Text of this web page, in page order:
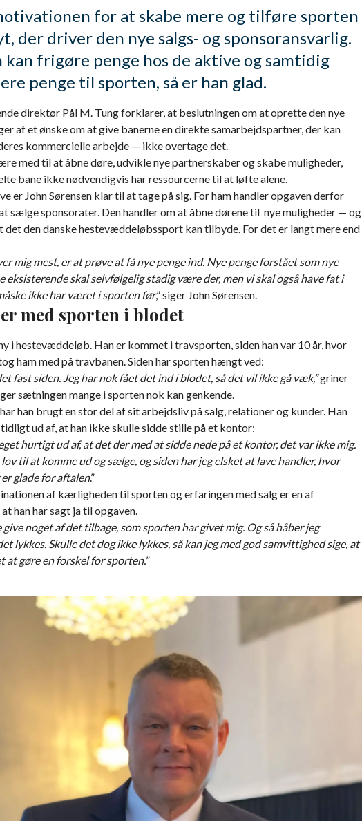
for at skabe mere og tilføre sporten
der driver den nye salgs- og sponsoransvarlig.
kan frigøre penge hos de aktive og samtidig
penge til sporten, så er han glad.
direktør Pål M. Tung forklarer, at beslutningen om at oprette den nye
af et ønske om at give banerne en direkte samarbejdspartner, der kan
kommercielle arbejde — ikke overtage det.
med til at åbne døre, udvikle nye partnerskaber og skabe muligheder,
bane ikke nødvendigvis har ressourcerne til at løfte alene.
er John Sørensen klar til at tage på sig. For ham handler opgaven derfor
sælge sponsorater. Den handler om at åbne dørene til nye muligheder — og
det den danske hestevæddeløbssport kan tilbyde. For det er langt mere end
mig mest, er at prøve at få nye penge ind. Nye penge forstået som nye
eksisterende skal selvfølgelig stadig være der, men vi skal også have fat i
ikke har været i sporten før,” siger John Sørensen.
med sporten i blodet
i hestevæddeløb. Han er kommet i travsporten, siden han var 10 år, hvor
ham med på travbanen. Siden har sporten hængt ved:
fast siden. Jeg har nok fået det ind i blodet, så det vil ikke gå væk,”griner
sætningen mange i sporten nok kan genkende.
han brugt en stor del af sit arbejdsliv på salg, relationer og kunder. Han
ud af, at han ikke skulle sidde stille på et kontor:
hurtigt ud af, at det der med at sidde nede på et kontor, det var ikke mig.
til at komme ud og sælge, og siden har jeg elsket at lave handler, hvor
glade for aftalen.”
af kærligheden til sporten og erfaringen med salg er en af
han har sagt ja til opgaven.
give noget af det tilbage, som sporten har givet mig. Og så håber jeg
lykkes. Skulle det dog ikke lykkes, så kan jeg med god samvittighed sige, at
at gøre en forskel for sporten.”